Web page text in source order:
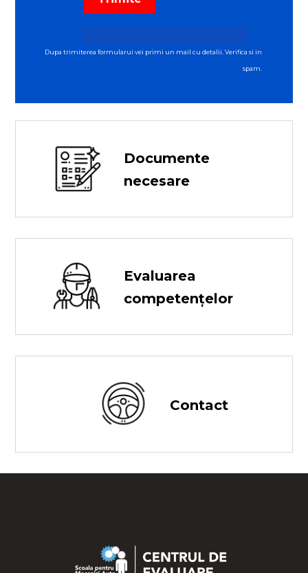
Dupa trimiterea formularui vei primi un mail cu detalii. Verifica si in
spam.
Documente
necesare
Evaluarea
competențelor
Contact